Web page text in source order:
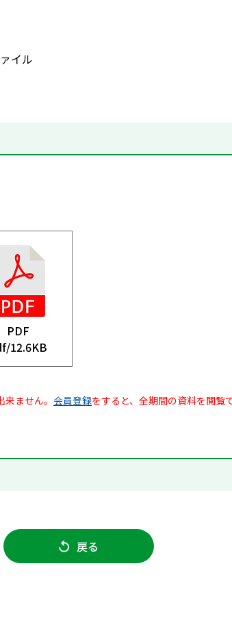
イル
PDF
12.6KB
ません。 会員登録をすると、全期間の資料を閲覧
戻る